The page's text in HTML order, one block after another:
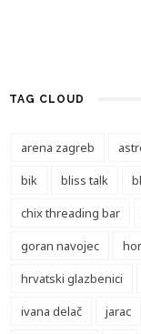
TAG CLOUD
arena zagreb
bik
bliss talk
chix threading bar
goran navojec
hrvatski glazbenici
ivana delač
jarac